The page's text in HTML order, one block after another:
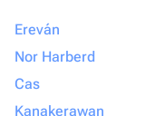
Ereván
Nor Harberd
Cas
Kanakerawan